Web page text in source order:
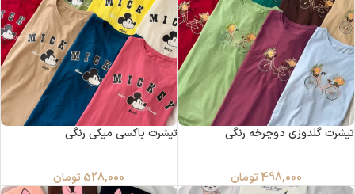
تیشرت گلدوزی دوچرخه رنگی
498,000 تومان
تیشرت باکسی میکی رنگی
528,000 تومان